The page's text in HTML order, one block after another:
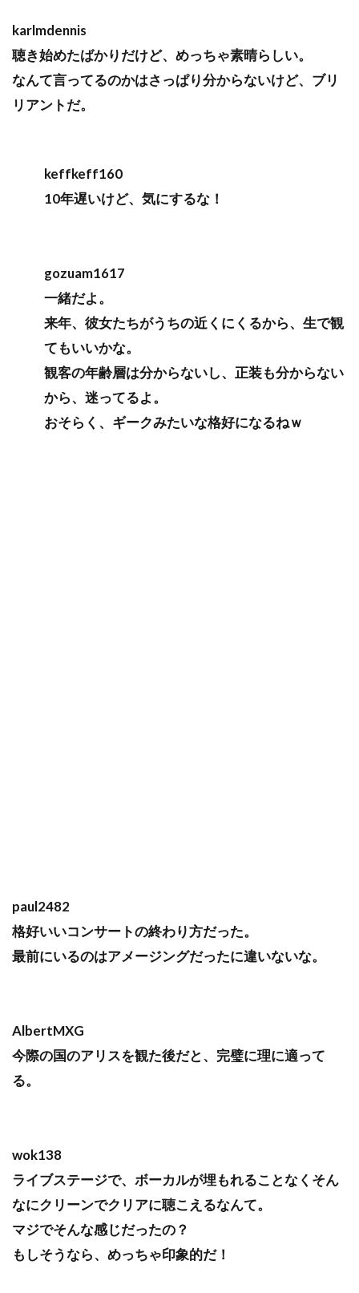
karlmdennis
聴き始めたばかりだけど、めっちゃ素晴らしい。
なんて言ってるのかはさっぱり分からないけど、ブリ
リアントだ。
keffkeff160
10年遅いけど、気にするな！
gozuam1617
一緒だよ。
来年、彼女たちがうちの近くにくるから、生で観
てもいいかな。
観客の年齢層は分からないし、正装も分からない
から、迷ってるよ。
おそらく、ギークみたいな格好になるねｗ
paul2482
格好いいコンサートの終わり方だった。
最前にいるのはアメージングだったに違いないな。
AlbertMXG
今際の国のアリスを観た後だと、完璧に理に適って
る。
wok138
ライブステージで、ボーカルが埋もれることなくそん
なにクリーンでクリアに聴こえるなんて。
マジでそんな感じだったの？
もしそうなら、めっちゃ印象的だ！